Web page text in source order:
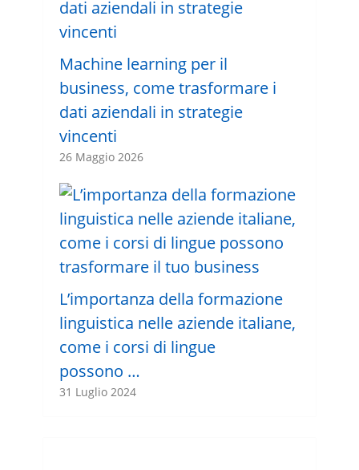
Machine learning per il
business, come trasformare i
dati aziendali in strategie
vincenti
26 Maggio 2026
L’importanza della formazione
linguistica nelle aziende italiane,
come i corsi di lingue
possono …
31 Luglio 2024